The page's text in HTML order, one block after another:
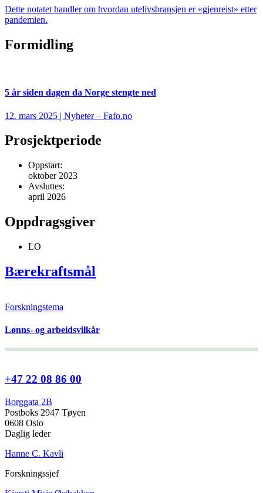
Dette notatet handler om hvordan utelivsbransjen er «gjenreist» etter
pandemien.
Formidling
5 år siden dagen da Norge stengte ned
12. mars 2025 | Nyheter – Fafo.no
Prosjektperiode
Oppstart:
oktober 2023
Avsluttes:
april 2026
Oppdragsgiver
LO
Bærekraftsmål
Forskningstema
Lønns- og arbeidsvilkår
+47 22 08 86 00
Borggata 2B
Postboks 2947 Tøyen
0608 Oslo
Daglig leder
Hanne C. Kavli
Forskningssjef